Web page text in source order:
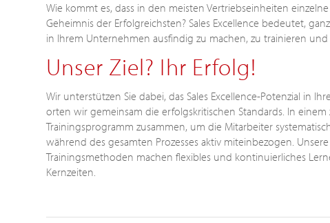
Wie kommt es, dass in den meisten Vertriebseinheiten
Geheimnis der Erfolgreichsten? Sales Excellence bedeutet,
in Ihrem Unternehmen ausfindig zu machen, zu trainieren
Unser Ziel? Ihr Erfolg!
Wir unterstützen Sie dabei, das Sales Excellence-Potenzial in
orten wir gemeinsam die erfolgskritischen Standards. In
Trainingsprogramm zusammen, um die Mitarbeiter
während des gesamten Prozesses aktiv miteinbezogen.
Trainingsmethoden machen flexibles und kontinuierliches
Kernzeiten.